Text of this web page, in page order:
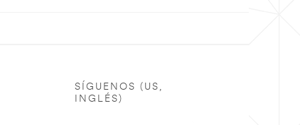
SÍGUENOS (US,
INGLÉS)